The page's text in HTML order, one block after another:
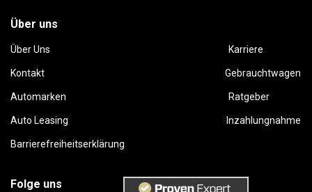
Über uns
Über Uns Karriere
Kontakt Gebrauchtwagen
Automarken Ratgeber
Auto Leasing Inzahlungnahme
Barrierefreiheitserklärung
Folge uns